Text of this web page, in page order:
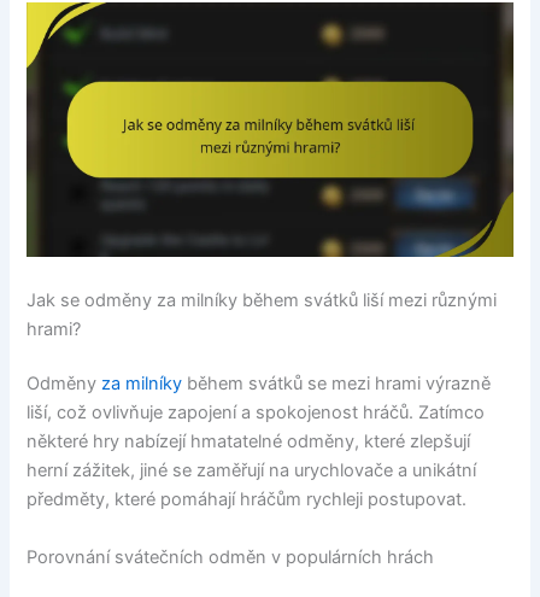
Jak se odměny za milníky během svátků liší mezi různými
hrami?
Odměnyza milníky během svátků se mezi hrami výrazně
liší, což ovlivňuje zapojení a spokojenost hráčů. Zatímco
některé hry nabízejí hmatatelné odměny, které zlepšují
herní zážitek, jiné se zaměřují na urychlovače a unikátní
předměty, které pomáhají hráčům rychleji postupovat.
Porovnání svátečních odměn v populárních hrách